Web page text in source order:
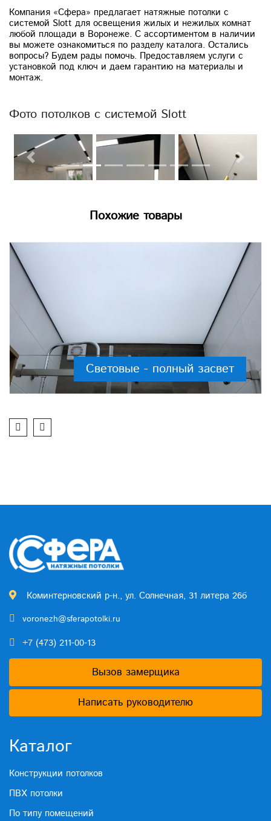
Компания «Сфера» предлагает натяжные потолки с
системой Slott для освещения жилых и нежилых комнат
любой площади в Воронеже. С ассортиментом в наличии
вы можете ознакомиться по разделу каталога. Остались
вопросы? Будем рады помочь. Предоставляем услуги с
установкой под ключ и даем гарантию на материалы и
монтаж.
Фото потолков с системой Slott
Previous Next
Похожие товары
Световые - полный засвет
Коминтерновский р-н., ул. Солнечная, 31 литера 26б
voronezh@sferapotolki.ru
+7 (473) 211-00-13
Вызов замерщика
Написать руководителю
Каталог
Конструкции потолков
ПВХ потолки
По типу помещений